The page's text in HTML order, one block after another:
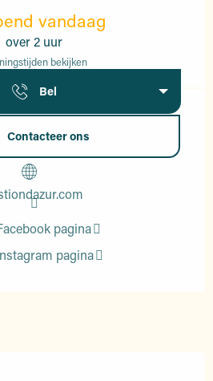
vandaag
over 2 uur
bekijken
Bel
Contacteer ons
pagina
pagina